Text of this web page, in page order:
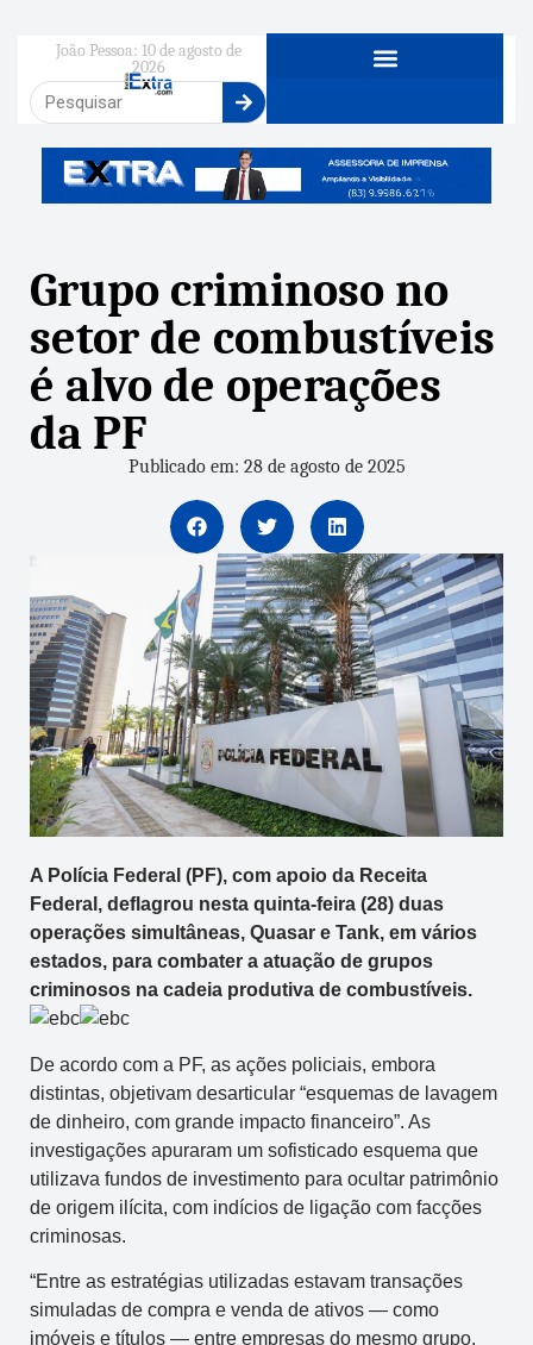
João Pessoa: 10 de agosto de
2026
Grupo criminoso no
setor de combustíveis
é alvo de operações
da PF
Publicado em: 28 de agosto de 2025
A Polícia Federal (PF), com apoio da Receita
Federal, deflagrou nesta quinta-feira (28) duas
operações simultâneas, Quasar e Tank, em vários
estados, para combater a atuação de grupos
criminosos na cadeia produtiva de combustíveis.
De acordo com a PF, as ações policiais, embora
distintas, objetivam desarticular “esquemas de lavagem
de dinheiro, com grande impacto financeiro”. As
investigações apuraram um sofisticado esquema que
utilizava fundos de investimento para ocultar patrimônio
de origem ilícita, com indícios de ligação com facções
criminosas.
“Entre as estratégias utilizadas estavam transações
simuladas de compra e venda de ativos — como
imóveis e títulos — entre empresas do mesmo grupo,